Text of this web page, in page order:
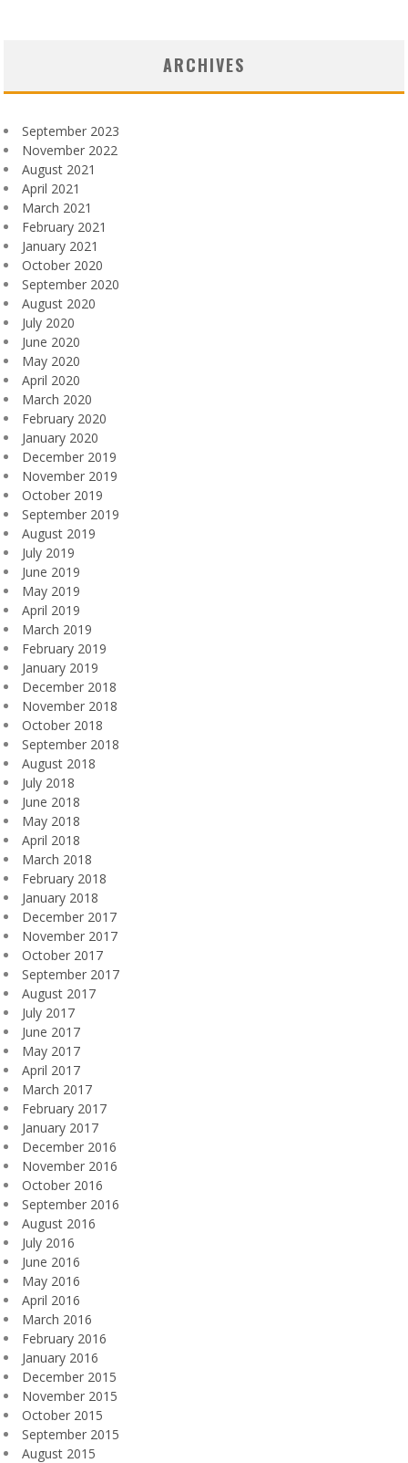
ARCHIVES
September 2023
November 2022
August 2021
April 2021
March 2021
February 2021
January 2021
October 2020
September 2020
August 2020
July 2020
June 2020
May 2020
April 2020
March 2020
February 2020
January 2020
December 2019
November 2019
October 2019
September 2019
August 2019
July 2019
June 2019
May 2019
April 2019
March 2019
February 2019
January 2019
December 2018
November 2018
October 2018
September 2018
August 2018
July 2018
June 2018
May 2018
April 2018
March 2018
February 2018
January 2018
December 2017
November 2017
October 2017
September 2017
August 2017
July 2017
June 2017
May 2017
April 2017
March 2017
February 2017
January 2017
December 2016
November 2016
October 2016
September 2016
August 2016
July 2016
June 2016
May 2016
April 2016
March 2016
February 2016
January 2016
December 2015
November 2015
October 2015
September 2015
August 2015